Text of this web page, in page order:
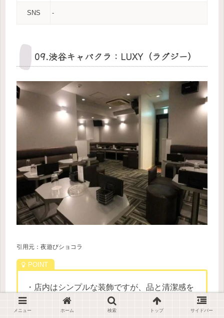
SNS ‐
09.渋谷キャバクラ：LUXY（ラグジー）
引用元：夜遊びショコラ
・店内はシンプルな装飾ですが、品と清潔感を
尊重した大人の空間
・一目見た瞬間から、虜になる厳選されたエリ
メニュー ホーム 検索 トップ サイドバー